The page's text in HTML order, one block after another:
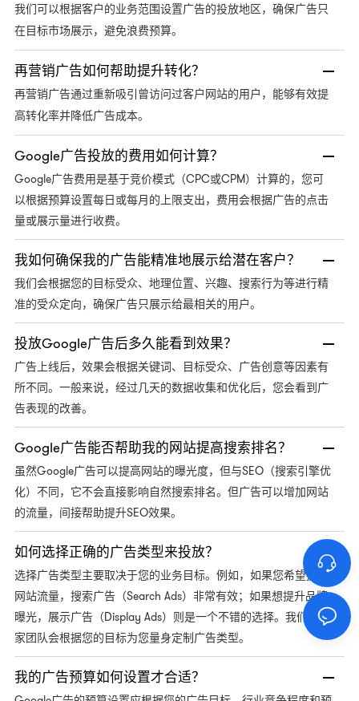
我们可以根据客户的业务范围设置广告的投放地区，确保广告只
在目标市场展示，避免浪费预算。
再营销广告如何帮助提升转化？
再营销广告通过重新吸引曾访问过客户网站的用户，能够有效提
高转化率并降低广告成本。
Google广告投放的费用如何计算？
Google广告费用是基于竞价模式（CPC或CPM）计算的，您可
以根据预算设置每日或每月的上限支出，费用会根据广告的点击
量或展示量进行收费。
我如何确保我的广告能精准地展示给潜在客户？
我们会根据您的目标受众、地理位置、兴趣、搜索行为等进行精
准的受众定向，确保广告只展示给最相关的用户。
投放Google广告后多久能看到效果？
广告上线后，效果会根据关键词、目标受众、广告创意等因素有
所不同。一般来说，经过几天的数据收集和优化后，您会看到广
告表现的改善。
Google广告能否帮助我的网站提高搜索排名？
虽然Google广告可以提高网站的曝光度，但与SEO（搜索引擎优
化）不同，它不会直接影响自然搜索排名。但广告可以增加网站
的流量，间接帮助提升SEO效果。
如何选择正确的广告类型来投放？
选择广告类型主要取决于您的业务目标。例如，如果您希望提高
网站流量，搜索广告（Search Ads）非常有效；如果想提升品牌
曝光，展示广告（Display Ads）则是一个不错的选择。我们的专
家团队会根据您的目标为您量身定制广告类型。
我的广告预算如何设置才合适？